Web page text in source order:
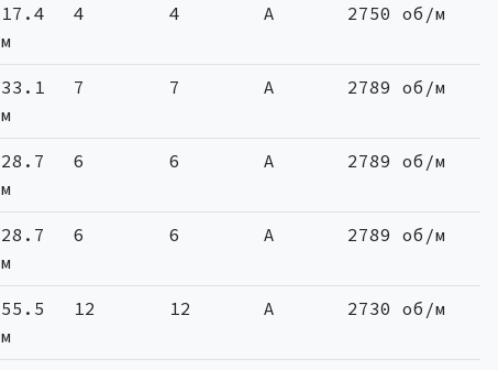
17.4
м
4 4 A 2750 об/м
33.1
м
7 7 A 2789 об/м
28.7
м
6 6 A 2789 об/м
28.7
м
6 6 A 2789 об/м
55.5
м
12 12 A 2730 об/м